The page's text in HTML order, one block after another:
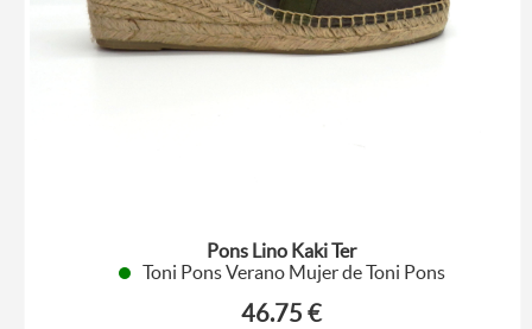
Pons Lino Kaki Ter
Toni Pons Verano Mujer de Toni Pons
46.75 €